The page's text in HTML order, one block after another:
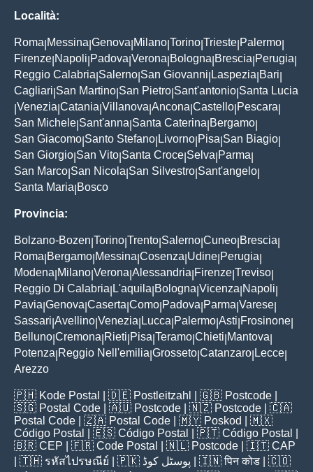
Località:
Roma Messina Genova Milano Torino Trieste Palermo
Firenze Napoli Padova Verona Bologna Brescia Perugia
Reggio Calabria Salerno San Giovanni Laspezia Bari
Cagliari San Martino San Pietro Sant'antonio Santa Lucia
Venezia Catania Villanova Ancona Castello Pescara
San Michele Sant'anna Santa Caterina Bergamo
San Giacomo Santo Stefano Livorno Pisa San Biagio
San Giorgio San Vito Santa Croce Selva Parma
San Marco San Nicola San Silvestro Sant'angelo
Santa Maria Bosco
Provincia:
Bolzano-Bozen Torino Trento Salerno Cuneo Brescia
Roma Bergamo Messina Cosenza Udine Perugia
Modena Milano Verona Alessandria Firenze Treviso
Reggio Di Calabria L'aquila Bologna Vicenza Napoli
Pavia Genova Caserta Como Padova Parma Varese
Sassari Avellino Venezia Lucca Palermo Asti Frosinone
Belluno Cremona Rieti Pisa Teramo Chieti Mantova
Potenza Reggio Nell'emilia Grosseto Catanzaro Lecce
Arezzo
🇵🇭 Kode Postal | 🇩🇪 Postleitzahl | 🇬🇧 Postcode
🇸🇬 Postal Code | 🇦🇺 Postcode | 🇳🇿 Postcode | 🇨🇦
Postal Code | 🇿🇦 Postal Code | 🇲🇾 Poskod
| 🇲🇽
Código Postal
| 🇪🇸 Código Postal | 🇵🇹 Código Postal
🇧🇷 CEP | 🇫🇷 Code Postal | 🇳🇱 Postcode | 🇮🇹 CAP
| 🇹🇭 รหัสไปรษณีย์ | 🇵🇰 پوسٹل کوڈ | 🇮🇳पिन कोड | 🇨🇴